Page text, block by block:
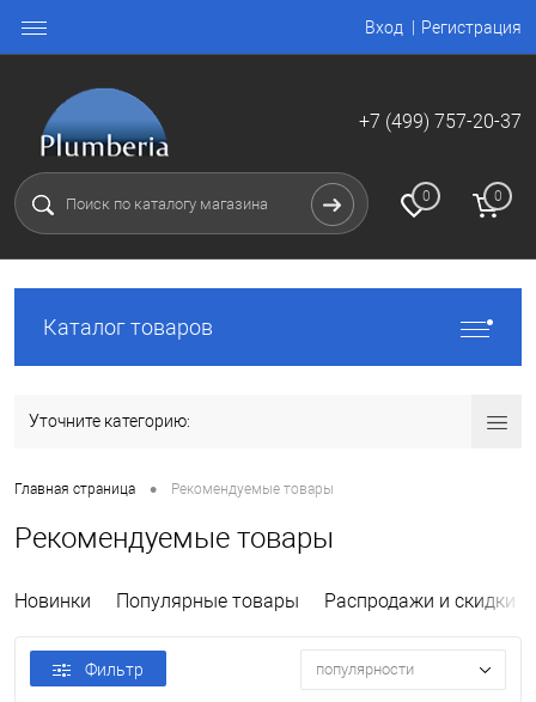
Вход Регистрация
+7 (499) 757-20-37
0 0
Каталог товаров
Уточните категорию:
Главная страница • Рекомендуемые товары
Рекомендуемые товары
Новинки Популярные товары Распродажи и скидки
Фильтр популярности